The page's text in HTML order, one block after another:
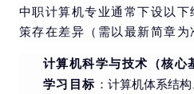
中职计算机专业通常下设以
策存在差异（需以最新简章为
计算机科学与技术（核心
学习目标 ：计算机体系结